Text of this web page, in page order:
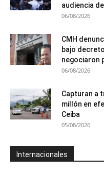
audiencia
06/08/2026
CMH
bajo
negociaron
06/08/2026
Capturan a
millón en
Ceiba
05/08/2026
Internacionales